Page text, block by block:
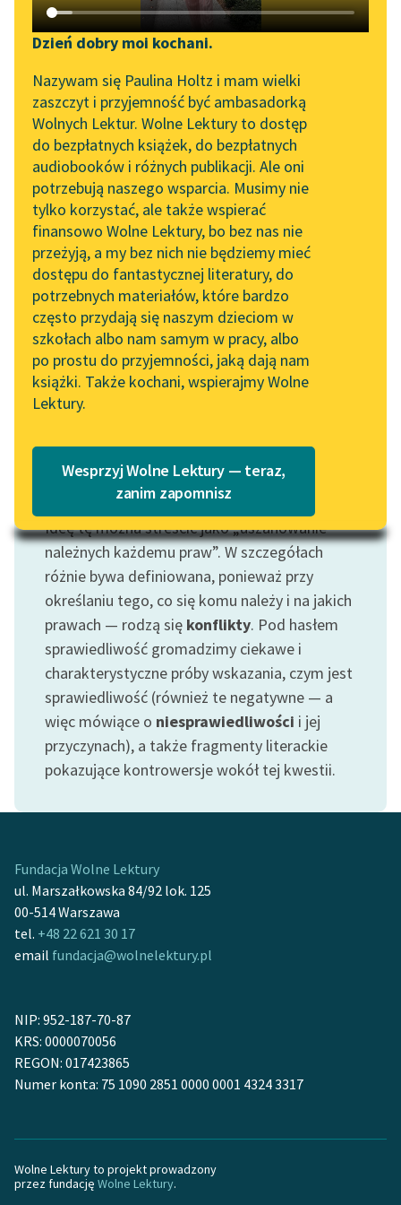
Katalog DAISY
Podkasty o książkach
Zgłoś brak utworu
Aktualności
Spotkanie z Katarzyną
Tunkiel w Oslo
Wolne Lektury na 32.
Pol’and’Rock Festivalu
„Kochanek Lady
Chatterley” do słuchania
na Wolnych Lekturach
Nowy audiobook –
„Marzenie o Oriencie”
Sophie Elkan
Kolekcja Nadwyraz.com x
Wolne Lektury – idealna na
Lektury szkolne i klasyka
literatury do słuchania dla
uczennic i uczniów z
niepełnosprawnościami
E-kolekcja lektur
szkolnych i literatury do
słuchania dla uczennic i
uczniów z
niepełnosprawnościami
Feministyczne inspiracje.
Popularyzacja
Kolekcje edukacyjne
twórców przechodzących
do domeny publicznej,
lektur szkolnych oraz
Odkurzamy bohaterów
Szkoła Poezji Wolnych
Lektur
Narzędzia
Mapa Wolnych Lektur
Leśmianator
Przewodnik dla piszących i
czytających
API
OAI-PMH
Widget Wolnych Lektur
Przypisy
Katalog w formacie PDF
O projekcie
Dzień dobry moi kochani.
Nazywam się Paulina Holtz i mam wielki
zaszczyt i przyjemność być ambasadorką
Wolnych Lektur. Wolne Lektury to dostęp
do bezpłatnych książek, do bezpłatnych
audiobooków i różnych publikacji. Ale oni
potrzebują naszego wsparcia. Musimy nie
tylko korzystać, ale także wspierać
finansowo Wolne Lektury, bo bez nas nie
przeżyją, a my bez nich nie będziemy mieć
dostępu do fantastycznej literatury, do
potrzebnych materiałów, które bardzo
często przydają się naszym dzieciom w
szkołach albo nam samym w pracy, albo
po prostu do przyjemności, jaką dają nam
książki. Także kochani, wspierajmy Wolne
Lektury.
Wesprzyj Wolne Lektury — teraz,
zanim zapomnisz
Honoré de Balzac
Gabinet
Starożytności
— Mężu, ty możesz się
wahać?
D'Esgrignonowie,
honor prowincji! —
rzekła.
— Właśnie tu o to
chodzi...
Czytaj więcej
Motyw: Sprawiedliwość
Ideę tę można streścić jako „uszanowanie
należnych każdemu praw”. W szczegółach
różnie bywa definiowana, ponieważ przy
określaniu tego, co się komu należy i na jakich
prawach — rodzą się konflikty. Pod hasłem
sprawiedliwość gromadzimy ciekawe i
charakterystyczne próby wskazania, czym jest
sprawiedliwość (również te negatywne — a
więc mówiące o niesprawiedliwości i jej
przyczynach), a także fragmenty literackie
pokazujące kontrowersje wokół tej kwestii.
Fundacja Wolne Lektury
ul. Marszałkowska 84/92 lok. 125
00-514 Warszawa
tel. +48 22 621 30 17
email fundacja@wolnelektury.pl
NIP: 952-187-70-87
KRS: 0000070056
REGON: 017423865
Numer konta: 75 1090 2851 0000 0001 4324 3317
Wolne Lektury to projekt prowadzony
przez fundację Wolne Lektury.